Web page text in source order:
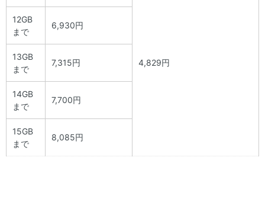
4,829円
12GB
まで
6,930円
13GB
まで
7,315円
14GB
まで
7,700円
15GB
まで
8,085円